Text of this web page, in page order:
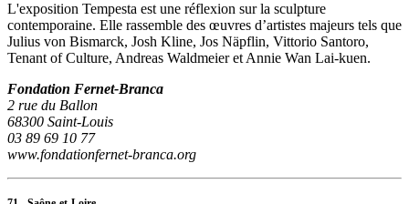
L'exposition Tempesta est une réflexion sur la sculpture
contemporaine. Elle rassemble des œuvres d’artistes majeurs tels que
Julius von Bismarck, Josh Kline, Jos Näpflin, Vittorio Santoro,
Tenant of Culture, Andreas Waldmeier et Annie Wan Lai-kuen.
Fondation Fernet-Branca
2 rue du Ballon
68300 Saint-Louis
03 89 69 10 77
www.fondationfernet-branca.org